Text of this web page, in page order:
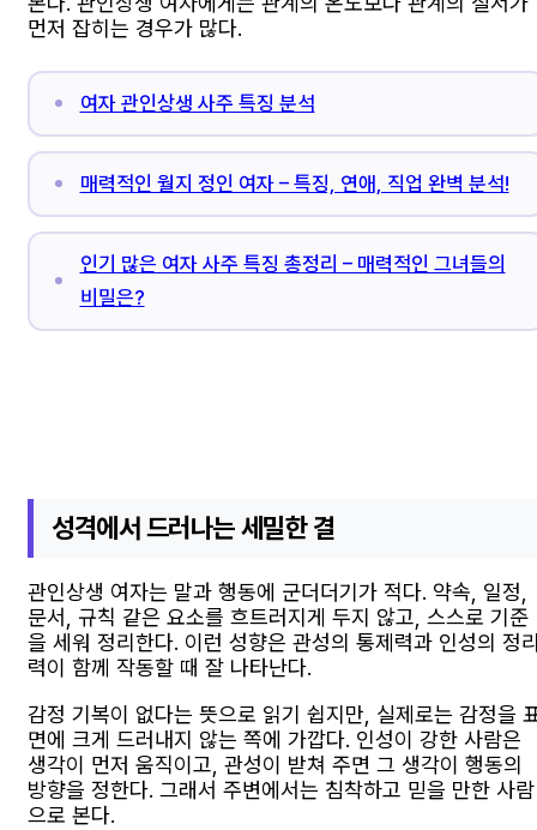
먼저 잡히는 경우가 많다.
여자 관인상생 사주 특징 분석
매력적인 월지 정인 여자 – 특징, 연애, 직업 완벽 분석!
인기 많은 여자 사주 특징 총정리 – 매력적인 그녀들의
비밀은?
성격에서 드러나는 세밀한 결
관인상생 여자는 말과 행동에 군더더기가 적다. 약속, 일정,
문서, 규칙 같은 요소를 흐트러지게 두지 않고, 스스로 기준
을 세워 정리한다. 이런 성향은 관성의 통제력과 인성의 정
력이 함께 작동할 때 잘 나타난다.
감정 기복이 없다는 뜻으로 읽기 쉽지만, 실제로는 감정을
면에 크게 드러내지 않는 쪽에 가깝다. 인성이 강한 사람은
생각이 먼저 움직이고, 관성이 받쳐 주면 그 생각이 행동의
방향을 정한다. 그래서 주변에서는 침착하고 믿을 만한 사람
으로 본다.